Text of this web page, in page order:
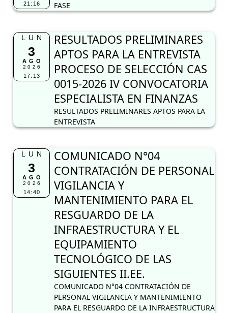
21:16
FASE
LUN
3
AGO
2026
17:13
RESULTADOS PRELIMINARES
APTOS PARA LA ENTREVISTA
PROCESO DE SELECCIÓN CAS
0015-2026 IV CONVOCATORIA
ESPECIALISTA EN FINANZAS
RESULTADOS PRELIMINARES APTOS PARA LA
ENTREVISTA
LUN
3
AGO
2026
14:40
COMUNICADO N°04
CONTRATACIÓN DE PERSONAL
VIGILANCIA Y
MANTENIMIENTO PARA EL
RESGUARDO DE LA
INFRAESTRUCTURA Y EL
EQUIPAMIENTO
TECNOLÓGICO DE LAS
SIGUIENTES II.EE.
COMUNICADO N°04 CONTRATACIÓN DE
PERSONAL VIGILANCIA Y MANTENIMIENTO
PARA EL RESGUARDO DE LA INFRAESTRUCTURA